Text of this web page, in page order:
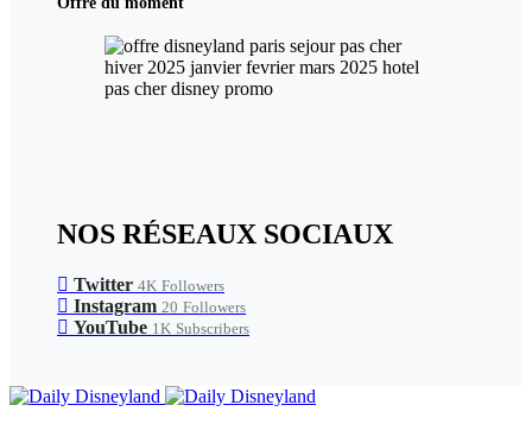
NOS RÉSEAUX SOCIAUX
Twitter 4K Followers
Instagram 20 Followers
YouTube 1K Subscribers